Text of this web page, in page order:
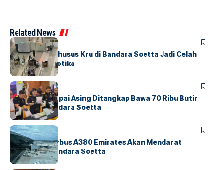
Related News
BANDARABERITA
Ketika Jalur Khusus Kru di Bandara Soetta Jadi Celah
Sindikat Narkotika
BANDARA BERITA
Kopilot Maskapai Asing Ditangkap Bawa 70 Ribu Butir
Ekstasi di Bandara Soetta
BANDARA BERITA
8 Agustus, Airbus A380 Emirates Akan Mendarat
Perdana di Bandara Soetta